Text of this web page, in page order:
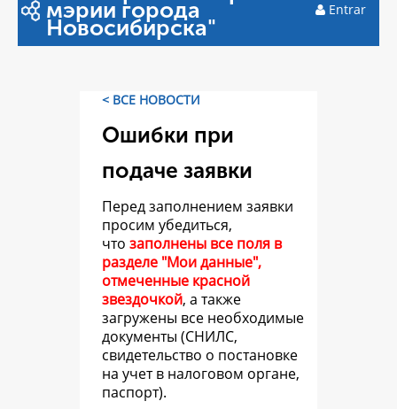
мэрии города
Новосибирска"
Entrar
< ВСЕ НОВОСТИ
Ошибки при
подаче заявки
Перед заполнением заявки
просим убедиться,
что заполнены все поля в
разделе "Мои данные",
отмеченные красной
звездочкой, а также
загружены все необходимые
документы (СНИЛС,
свидетельство о постановке
на учет в налоговом органе,
паспорт).